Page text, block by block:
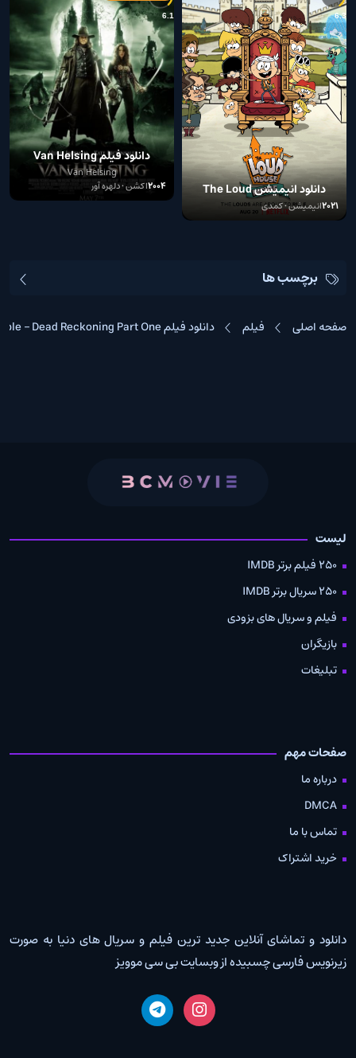
6.3
دانلود انیمیشن The Loud
House Movie 2021
2021انیمیشن • کمدی
6.1
دانلود فیلم Van Helsing
Van Helsing
2004اکشن • دلهره آور
برچسب ها
صفحه اصلی فیلم دانلود فیلم Mission: Impossible – Dead Reckoning Part One
لیست
250 فیلم برتر IMDB
250 سریال برتر IMDB
فیلم و سریال های بزودی
بازیگران
تبلیغات
صفحات مهم
درباره ما
DMCA
تماس با ما
خرید اشتراک
دانلود و تماشای آنلاین جدید ترین فیلم و سریال های دنیا به صورت
زیرنویس فارسی چسبیده از وبسایت بی سی موویز